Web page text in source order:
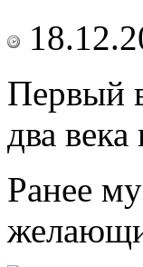
Первый
два века
Ранее